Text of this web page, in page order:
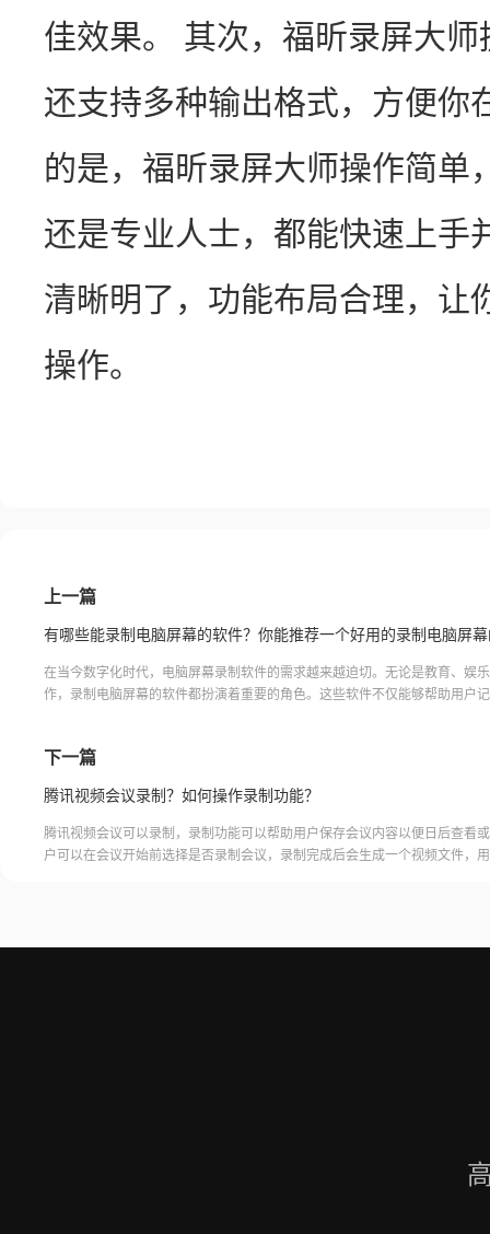
佳效果。 其次，福昕录屏大
还支持多种输出格式，方便你
的是，福昕录屏大师操作简单
还是专业人士，都能快速上手
清晰明了，功能布局合理，让
操作。
上一篇
在当今数字化时代，电脑屏幕录制软件的需求越来越迫切。无论是教育、娱
作，录制电脑屏幕的软件都扮演着重要的角色。这些软件不仅能够帮助用户
下一篇
腾讯视频会议录制？如何操作录制功能？
腾讯视频会议可以录制，录制功能可以帮助用户保存会议内容以便日后查看
户可以在会议开始前选择是否录制会议，录制完成后会生成一个视频文件，